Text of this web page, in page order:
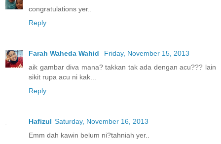
congratulations yer..
Reply
Farah Waheda Wahid
Friday, November 15, 2013
aik gambar diva mana? takkan tak ada dengan acu??? lain
sikit rupa acu ni kak...
Reply
Hafizul Saturday, November 16, 2013
Emm dah kawin belum ni?tahniah yer..